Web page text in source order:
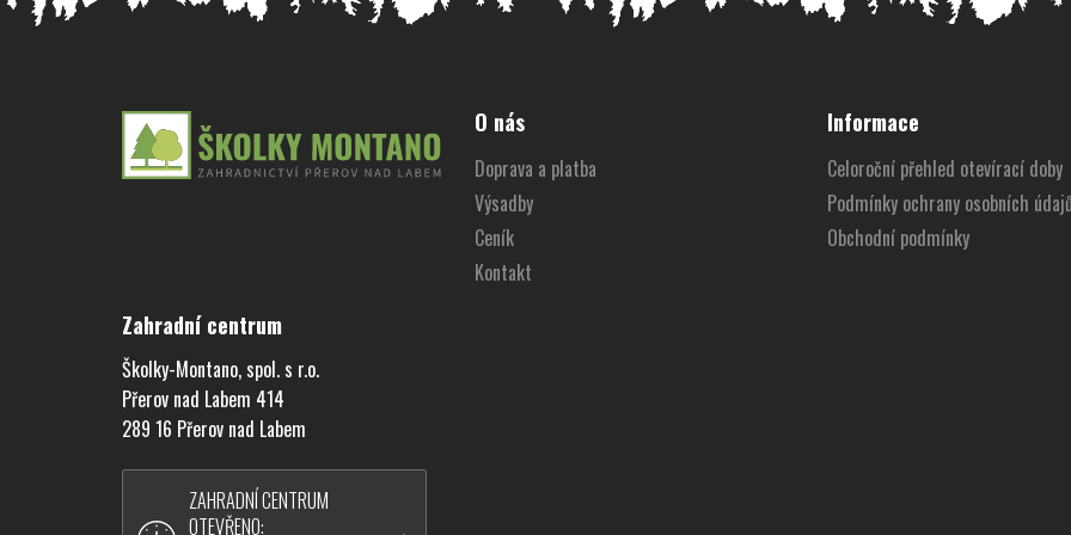
O nás
Doprava a platba
Výsadby
Ceník
Kontakt
Informace
Celoroční přehled otevírací doby
Podmínky ochrany osobních
Obchodní podmínky
Zahradní centrum
Školky-Montano, spol. s r.o.
Přerov nad Labem 414
289 16 Přerov nad Labem
ZAHRADNÍ CENTRUM
OTEVŘENO: